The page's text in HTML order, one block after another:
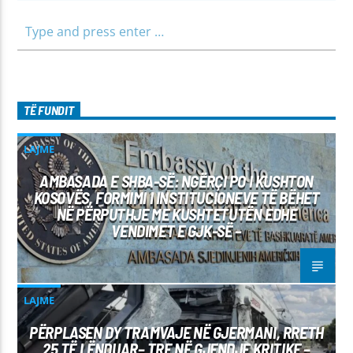
TË FUNDIT
LAJME
AMBASADA E SHBA-SË: NGËRÇI PO I KUSHTON
KOSOVËS, FORMIMI I INSTITUCIONEVE TË BËHET
NË PËRPUTHJE ME KUSHTETUTËN EDHE
VENDIMET E GJK-SË –
LAJME
PËRPLASEN DY TRAMVAJE NË GJERMANI, RRETH
25 TË LËNDUAR– TRE NË GJENDJE KRITIKE –